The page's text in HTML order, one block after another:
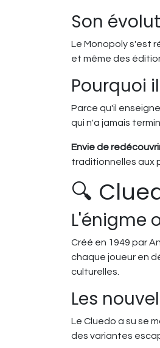
Son
Le Monopoly s'est
et même des
Pourquoi
Parce qu'il
qui n'a jamais
Envie de
traditionnelles aux
🔍
L'énigme
Créé en 1949 par
chaque joueur en
culturelles.
Les
Le Cluedo a su se
des variantes